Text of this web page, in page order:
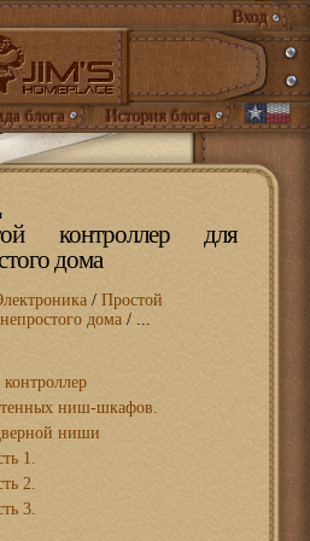
Вход
блога История блога
контроллер для
дома
/ Простой
дома / ...
ниш-шкафов.
ниши
1.
2.
3.